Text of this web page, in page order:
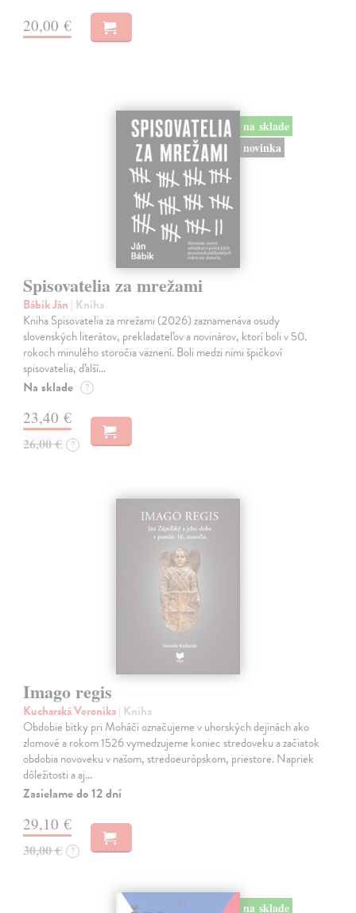
20,00 €
na sklade
novinka
Spisovatelia za mrežami
Bábik Ján | Kniha
Kniha Spisovatelia za mrežami (2026) zaznamenáva osudy
slovenských literátov, prekladateľov a novinárov, ktorí boli v 50.
rokoch minulého storočia väznení. Boli medzi nimi špičkoví
spisovatelia, ďalší…
Na sklade ?
23,40 €
26,00 € ?
Imago regis
Kucharská Veronika| Kniha
Obdobie bitky pri Moháči označujeme v uhorských dejinách ako
zlomové a rokom 1526 vymedzujeme koniec stredoveku a začiatok
obdobia novoveku v našom, stredoeurópskom, priestore. Napriek
dôležitosti a aj…
Zasielame do 12 dní
29,10 €
30,00 € ?
na sklade